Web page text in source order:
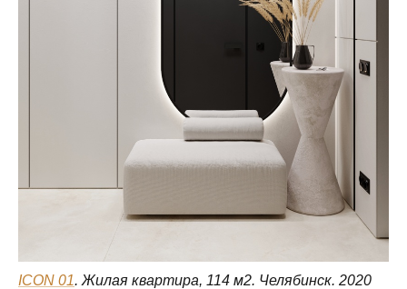
ICON 01. Жилая квартира, 114 м2. Челябинск. 2020